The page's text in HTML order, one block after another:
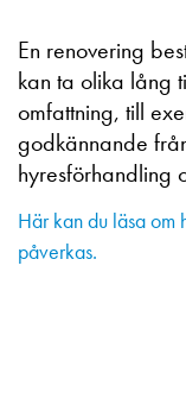
En renovering
kan ta olika lång
omfattning, till
godkännande
hyresförhandling
Här kan du läsa om
påverkas.